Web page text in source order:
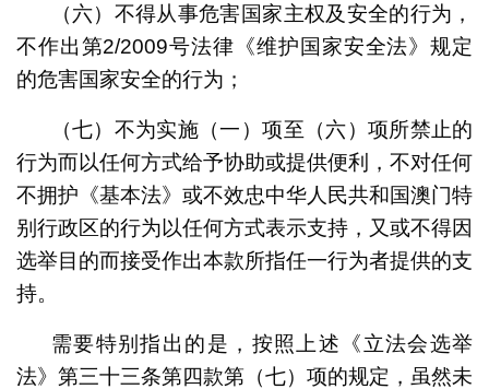
（六）不得从事危害国家主权及安全的行为，
不作出第2/2009号法律 《维护国家安全法》规定
的危害国家安全的行为；
（七）不为实施（一）项至（六）项所禁止的
行为而以任何方式给予协助或提供便利，不对任何
不拥护 《基本法》 或不效忠中华人民共和国澳门特
别行政区的行为以任何方式表示支持，又或不得因
选举目的而接受作出本款所指任一行为者提供的支
持。
需要特别指出的是，按照上述《立法会选举
法》第三十三条第四款第（七）项的规定，虽然未